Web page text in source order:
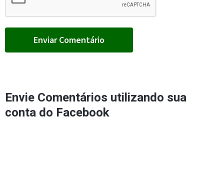
Envie Comentários utilizando sua
conta do Facebook